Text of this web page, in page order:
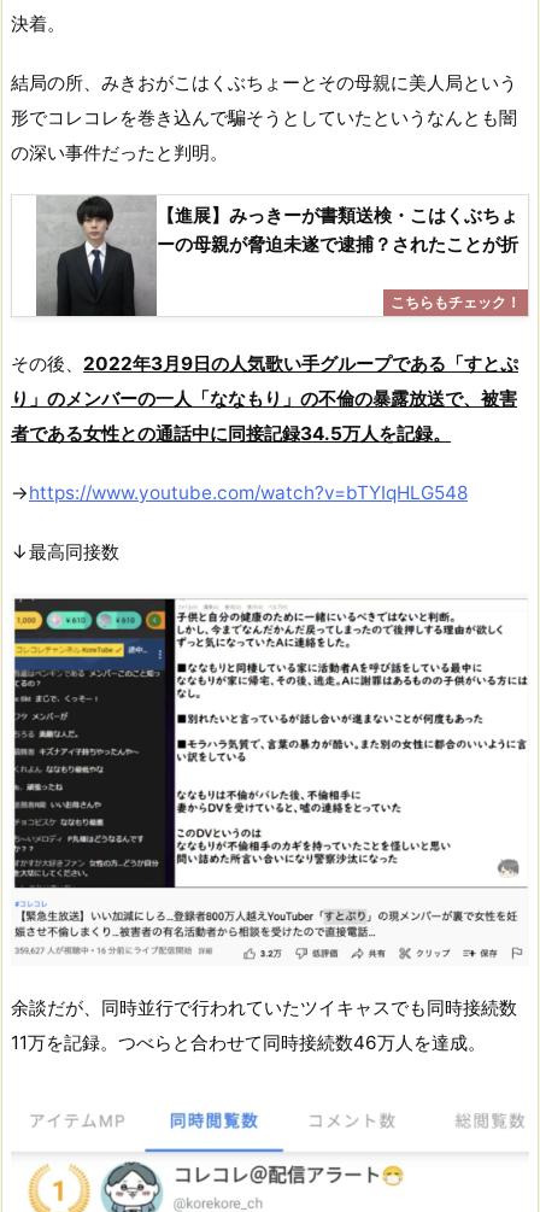
決着。
結局の所、みきおがこはくぶちょーとその母親に美人局という
形でコレコレを巻き込んで騙そうとしていたというなんとも闇
の深い事件だったと判明。
【進展】みっきーが書類送検・こはくぶちょ
ーの母親が脅迫未遂で逮捕？されたことが折
その後、 2022年3月9日の人気歌い手グループである「すとぷ
り」のメンバーの一人「ななもり」の不倫の暴露放送で、被害
者である女性との通話中に同接記録34.5万人を記録。
→https://www.youtube.com/watch?v=bTYIqHLG548
↓最高同接数
余談だが、同時並行で行われていたツイキャスでも同時接続数
11万を記録。つべらと合わせて同時接続数46万人を達成。